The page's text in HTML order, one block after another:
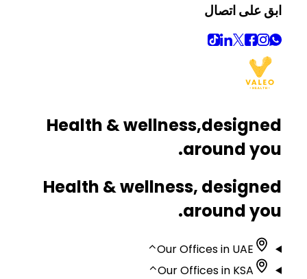
ابق على اتصال
Health & wellness,designed
around you.
Health & wellness, designed
around you.
Our Offices in UAE
⌃
Our Offices in KSA
⌃